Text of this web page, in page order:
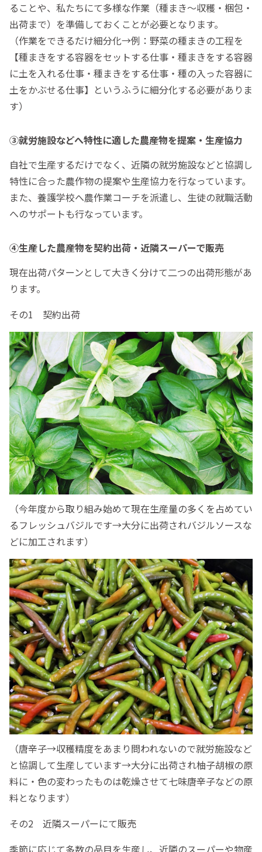
ることや、私たちにて多様な作業（種まき〜収穫・梱包・
出荷まで）を準備しておくことが必要となります。
（作業をできるだけ細分化→例：野菜の種まきの工程を
【種まきをする容器をセットする仕事・種まきをする容器
に土を入れる仕事・種まきをする仕事・種の入った容器に
土をかぶせる仕事】というふうに細分化する必要がありま
す）
③就労施設などへ特性に適した農産物を提案・生産協力
自社で生産するだけでなく、近隣の就労施設などと協調し
特性に合った農作物の提案や生産協力を行なっています。
また、養護学校へ農作業コーチを派遣し、生徒の就職活動
へのサポートも行なっています。
④生産した農産物を契約出荷・近隣スーパーで販売
現在出荷パターンとして大きく分けて二つの出荷形態があ
ります。
その1 契約出荷
（今年度から取り組み始めて現在生産量の多くを占めてい
るフレッシュバジルです→大分に出荷されバジルソースな
どに加工されます）
（唐辛子→収穫精度をあまり問われないので就労施設など
と協調して生産しています→大分に出荷され柚子胡椒の原
料に・色の変わったものは乾燥させて七味唐辛子などの原
料となります）
その2 近隣スーパーにて販売
季節に応じて多数の品目を生産し、近隣のスーパーや物産